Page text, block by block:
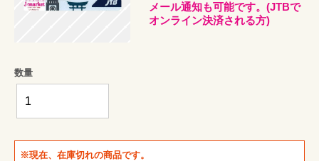
メール通知も可能です。(JTBで
オンライン決済される方)
数量
※現在、在庫切れの商品です。